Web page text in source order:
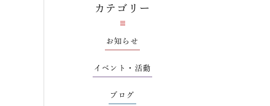
カテゴリー
お知らせ
イベント・活動
ブログ